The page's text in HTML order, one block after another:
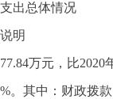
出总体情况
明
万元，比2020
。其中：财政拨